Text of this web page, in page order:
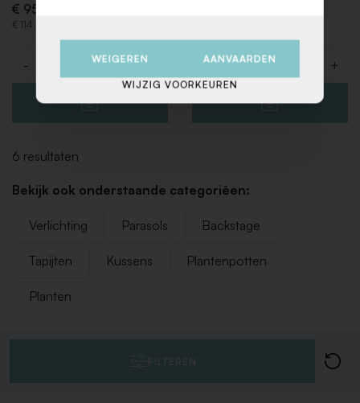
€ 95,00 (Excl. BTW)
€ 114,95 (Incl. BTW)
- - +
6 resultaten
Bekijk ook onderstaande categoriëen:
Verlichting Parasols Backstage
Tapijten Kussens Plantenpotten
Planten
FILTEREN
WEIGEREN AANVAARDEN
WIJZIG VOORKEUREN